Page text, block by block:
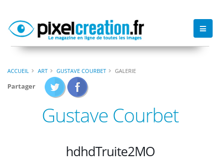
ACCUEIL ART GUSTAVE COURBET GALERIE
Partager
Gustave Courbet
hdhdTruite2MO